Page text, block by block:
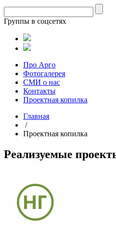
Группы в соцсетях
Про Арго
Фотогалерея
СМИ о нас
Контакты
Проектная копилка
Главная
/
Проектная копилка
Реализуемые